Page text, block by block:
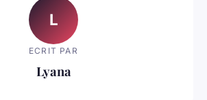
L
ECRIT PAR
Lyana